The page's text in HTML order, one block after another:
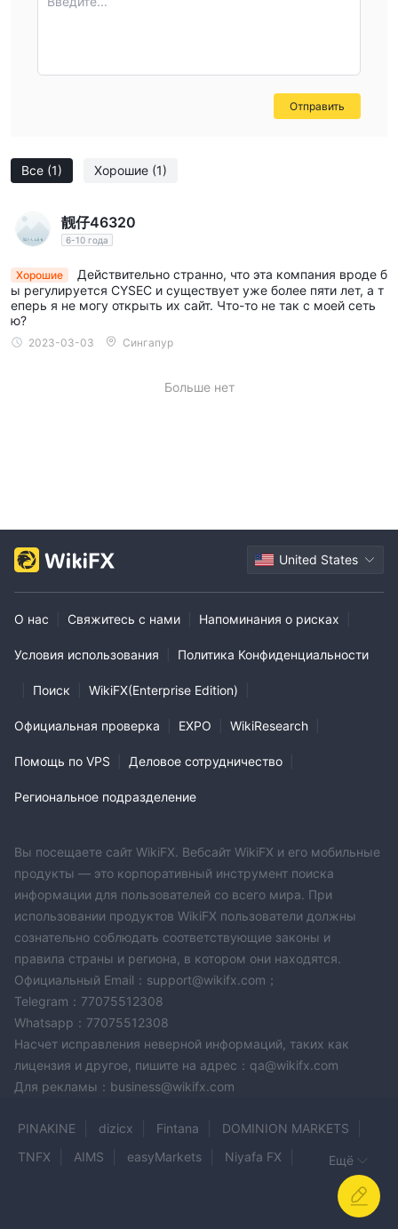
Все (1) Хорошие (1)
靓仔46320
6-10 года
Хорошие
Действительно странно, что эта компания вроде б
ы регулируется CYSEC и существует уже более пяти лет, а т
еперь я не могу открыть их сайт. Что-то не так с моей сеть
ю?
2023-03-03 Сингапур
Больше нет
Отправить
United States
О нас Свяжитесь с нами Напоминания о рисках
Условия использования Политика Конфиденциальности
Поиск WikiFX(Enterprise Edition)
Официальная проверка EXPO WikiResearch
Помощь по VPS Деловое сотрудничество
Региональное подразделение
Вы посещаете сайт WikiFX. Вебсайт WikiFX и его мобильные
продукты — это корпоративный инструмент поиска
информации для пользователей со всего мира. При
использовании продуктов WikiFX пользователи должны
сознательно соблюдать соответствующие законы и
правила страны и региона, в котором они находятся.
Официальный Email：support@wikifx.com；
Telegram：77075512308
Whatsapp：77075512308
Насчет исправления неверной информаций, таких как
лицензия и другое, пишите на адрес：qa@wikifx.com
Для рекламы：business@wikifx.com
PINAKINE dizicx Fintana
DOMINION MARKETS
TNFX
AIMS easyMarkets
Niyafa FX
Coin Fx Trade
Ещё